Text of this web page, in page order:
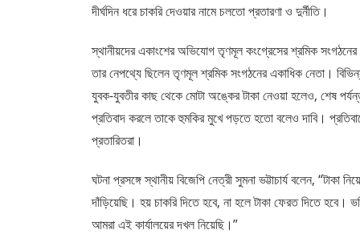
দীর্ঘদিন ধরে চাকরি দেওয়ার নামে চলতো প্রতারণা ও দুর্নীতি।
স্থানীয়দের একাংশের অভিযোগ তৃণমূল কংগ্রেসের শ্রমিক সংগঠনের
তার নেপথ্যে ছিলেন তৃণমূল শ্রমিক সংগঠনের একাধিক নেতা।
যুবক-যুবতীর কাছ থেকে মোটা অঙ্কের টাকা নেওয়া হলেও, শেষ
প্রতিবাদ করলে তাকে হুমকির মুখে পড়তে হতো বলেও দাবি।
প্রতারিতরা।
ঘটনা প্রসঙ্গে স্থানীয় বিজেপি নেত্রী সুমনা ভট্টাচার্য বলেন, “টাকা
দাঁড়িয়েছি। হয় চাকরি দিতে হবে, না হলে টাকা ফেরত দিতে
আমরা এই কার্যালয়ের দখল নিয়েছি।”